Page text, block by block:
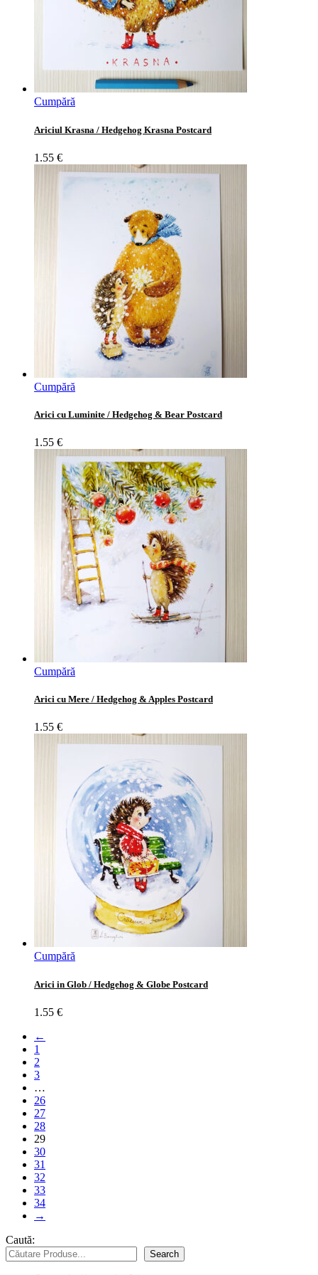
Cumpără
Ariciul Krasna / Hedgehog Krasna Postcard
1.55 €
Cumpără
Arici cu Luminite / Hedgehog & Bear Postcard
1.55 €
Cumpără
Arici cu Mere / Hedgehog & Apples Postcard
1.55 €
Cumpără
Arici in Glob / Hedgehog & Globe Postcard
1.55 €
←
1
2
3
…
26
27
28
29
30
31
32
33
34
→
Caută:
Search